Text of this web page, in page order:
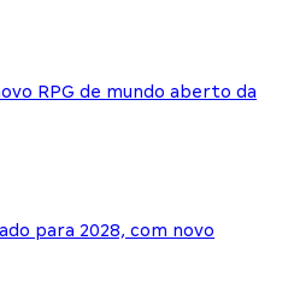
RPG de mundo aberto da
para 2028, com novo